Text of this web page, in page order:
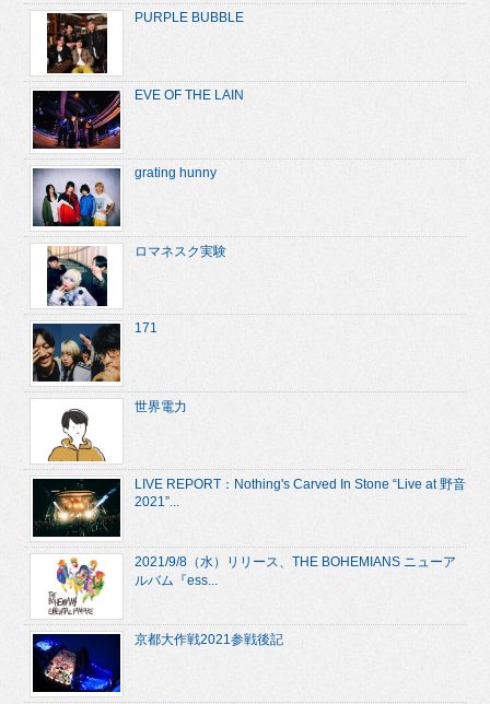
PURPLE BUBBLE
EVE OF THE LAIN
grating hunny
ロマネスク実験
171
世界電力
LIVE REPORT：Nothing's Carved In Stone “Live at 野音
2021”...
2021/9/8（水）リリース、THE BOHEMIANS ニューア
ルバム『ess...
京都大作戦2021参戦後記